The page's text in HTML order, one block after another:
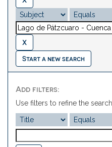
Start a new search
Add filters:
Use filters to refine the